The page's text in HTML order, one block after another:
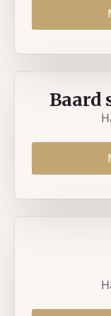
Baard